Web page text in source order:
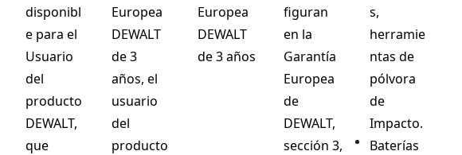
disponibl
e para el
Usuario
del
producto
DEWALT,
que
Europea
DEWALT
de 3
años, el
usuario
del
producto
Europea
DEWALT
de 3 años
figuran
en la
Garantía
Europea
de
DEWALT,
sección 3,
s,
herramie
ntas de
pólvora
de
Impacto.
Baterías